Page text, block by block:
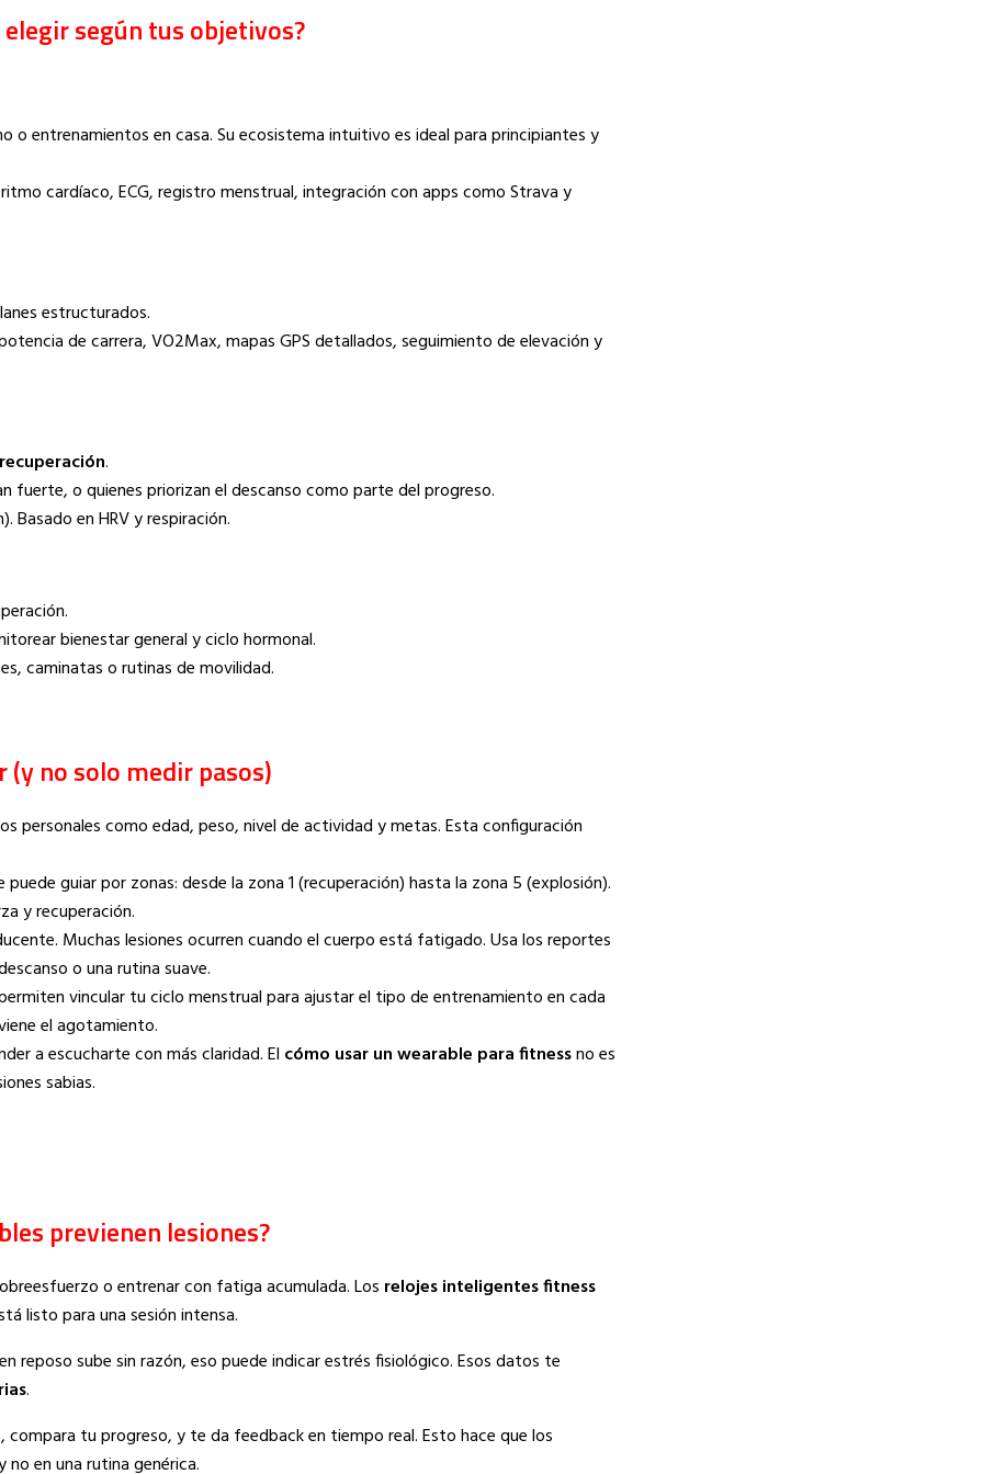
elegir según tus objetivos?
o entrenamientos en casa. Su ecosistema intuitivo es ideal para principiantes y
cardíaco, ECG, registro menstrual, integración con apps como Strava y
estructurados.
de carrera, VO2Max, mapas GPS detallados, seguimiento de elevación y
.
o quienes priorizan el descanso como parte del progreso.
en HRV y respiración.
bienestar general y ciclo hormonal.
caminatas o rutinas de movilidad.
no solo medir pasos)
personales como edad, peso, nivel de actividad y metas. Esta configuración
guiar por zonas: desde la zona 1 (recuperación) hasta la zona 5 (explosión).
y recuperación.
Muchas lesiones ocurren cuando el cuerpo está fatigado. Usa los reportes
o una rutina suave.
vincular tu ciclo menstrual para ajustar el tipo de entrenamiento en cada
el agotamiento.
a escucharte con más claridad. El cómo usar un wearable para fitnessno es
sabias.
previenen lesiones?
o entrenar con fatiga acumulada. Los relojes inteligentes fitness
listo para una sesión intensa.
reposo sube sin razón, eso puede indicar estrés fisiológico. Esos datos te
.
tu progreso, y te da feedback en tiempo real. Esto hace que los
en una rutina genérica.